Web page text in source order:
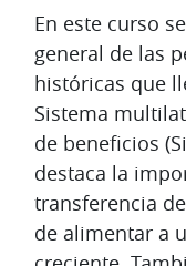
Diagrama
En este curso
general de las
históricas que
Sistema
de beneficios
destaca la
transferencia
de alimentar a